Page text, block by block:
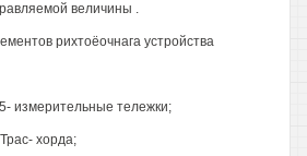
величины .
рихтоёочнага устройства
измерительные тележки;
хорда;